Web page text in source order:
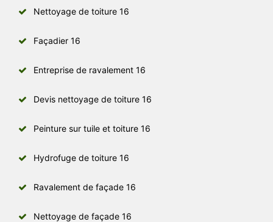
Nettoyage de toiture 16
Façadier 16
Entreprise de ravalement 16
Devis nettoyage de toiture 16
Peinture sur tuile et toiture 16
Hydrofuge de toiture 16
Ravalement de façade 16
Nettoyage de façade 16